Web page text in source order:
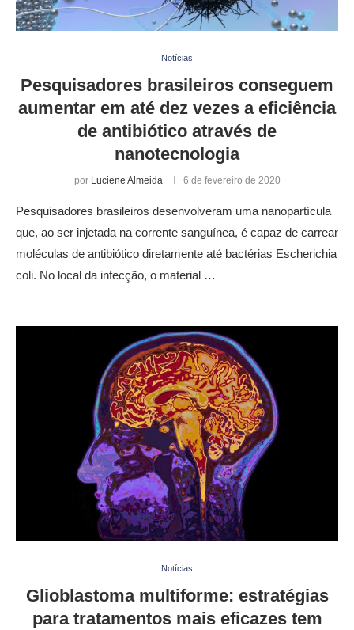
Notícias
Pesquisadores brasileiros conseguem
aumentar em até dez vezes a eficiência
de antibiótico através de
nanotecnologia
por Luciene Almeida 6 de fevereiro de 2020
Pesquisadores brasileiros desenvolveram uma nanopartícula
que, ao ser injetada na corrente sanguínea, é capaz de carrear
moléculas de antibiótico diretamente até bactérias Escherichia
coli. No local da infecção, o material …
Notícias
Glioblastoma multiforme: estratégias
para tratamentos mais eficazes tem